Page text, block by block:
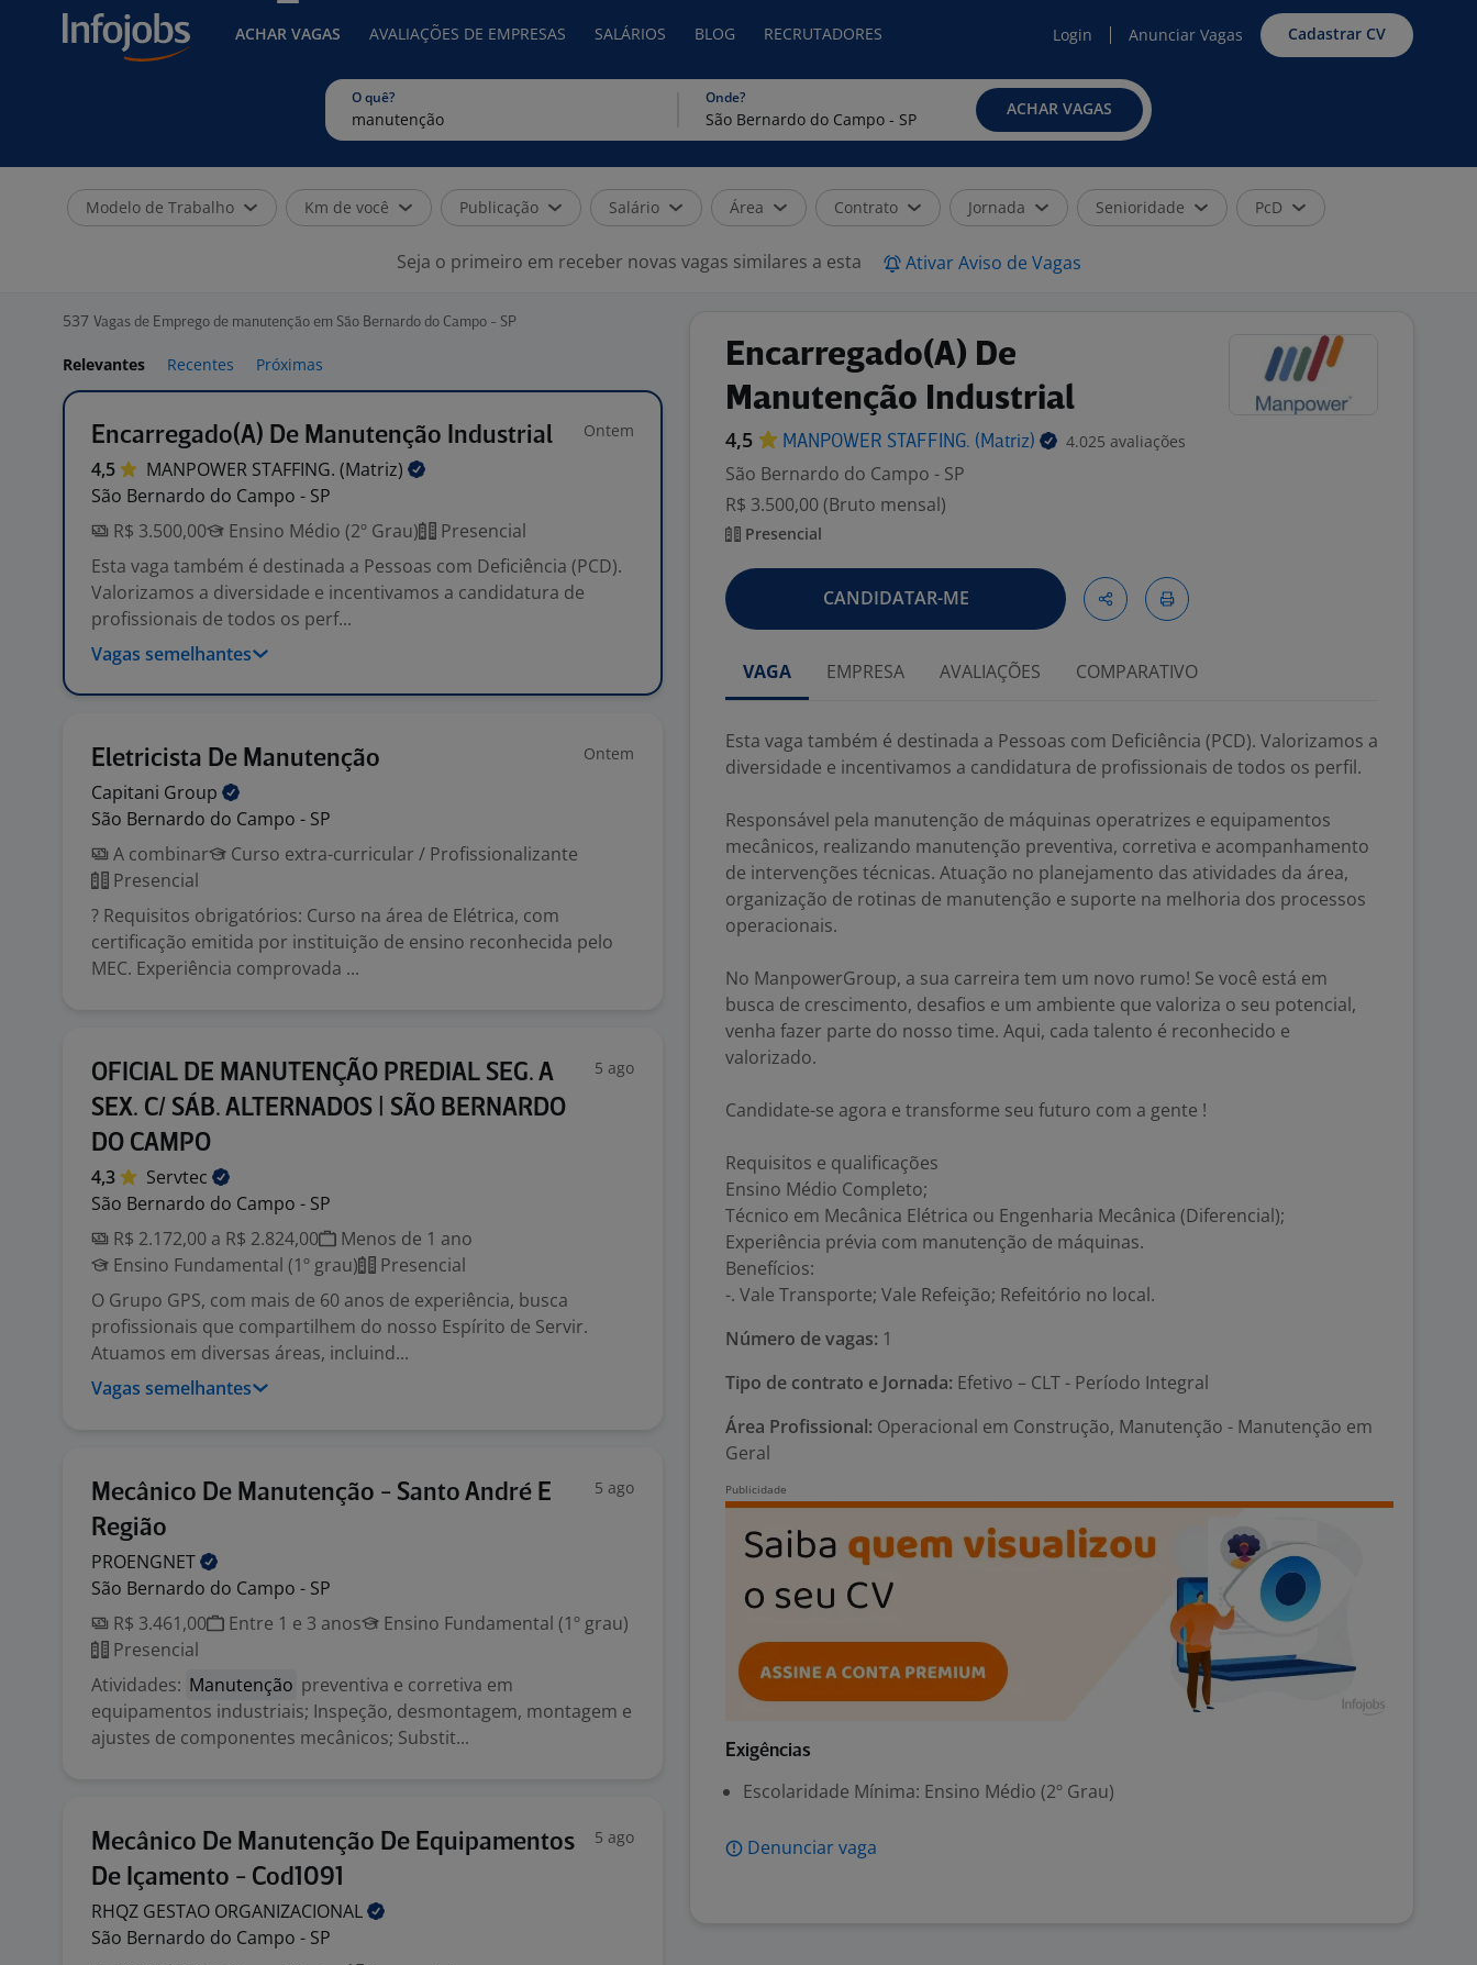
ACHAR VAGAS AVALIAÇÕES DE EMPRESAS SALÁRIOS BLOG RECRUTADORES Login Anunciar Vagas Cadastrar CV
O quê? Onde?
ACHAR VAGAS
Modelo de Trabalho Km de você Publicação Salário Área Contrato Jornada Senioridade PcD
Seja o primeiro em receber novas vagas similares a esta Ativar Aviso de Vagas
537 Vagas de Emprego de manutenção em São Bernardo do Campo - SP
Relevantes Recentes Próximas
Encarregado(A) De Manutenção Industrial Ontem
4,5 MANPOWER STAFFING. (Matriz)
São Bernardo do Campo - SP
R$ 3.500,00
Ensino Médio (2º Grau)
Presencial
Esta vaga também é destinada a Pessoas com Deficiência (PCD).
Valorizamos a diversidade e incentivamos a candidatura de
profissionais de todos os perf...
Vagas semelhantes
Eletricista De Manutenção Ontem
Capitani Group
São Bernardo do Campo - SP
A combinar
Curso extra-curricular / Profissionalizante
Presencial
? Requisitos obrigatórios: Curso na área de Elétrica, com
certificação emitida por instituição de ensino reconhecida pelo
MEC. Experiência comprovada ...
OFICIAL DE MANUTENÇÃO PREDIAL SEG. A
SEX. C/ SÁB. ALTERNADOS | SÃO BERNARDO
DO CAMPO
5 ago
4,3
Servtec
São Bernardo do Campo - SP
R$ 2.172,00 a R$ 2.824,00
Menos de 1 ano
Ensino Fundamental (1º grau)
Presencial
O Grupo GPS, com mais de 60 anos de experiência, busca
profissionais que compartilhem do nosso Espírito de Servir.
Atuamos em diversas áreas, incluind...
Vagas semelhantes
Mecânico De Manutenção - Santo André E
Região
5 ago
PROENGNET
São Bernardo do Campo - SP
R$ 3.461,00
Entre 1 e 3 anos
Ensino Fundamental (1º grau)
Presencial
Atividades: Manutenção preventiva e corretiva em
equipamentos industriais; Inspeção, desmontagem, montagem e
ajustes de componentes mecânicos; Substit...
Mecânico De Manutenção De Equipamentos
De Içamento - Cod1091
5 ago
RHQZ GESTAO ORGANIZACIONAL
São Bernardo do Campo - SP
Encarregado(A) De
Manutenção Industrial
4,5 MANPOWER STAFFING. (Matriz) 4.025 avaliações
São Bernardo do Campo - SP
R$ 3.500,00 (Bruto mensal)
Presencial
CANDIDATAR-ME
VAGA EMPRESA AVALIAÇÕES COMPARATIVO
Esta vaga também é destinada a Pessoas com Deficiência (PCD). Valorizamos a
diversidade e incentivamos a candidatura de profissionais de todos os perfil.
Responsável pela manutenção de máquinas operatrizes e equipamentos
mecânicos, realizando manutenção preventiva, corretiva e acompanhamento
de intervenções técnicas. Atuação no planejamento das atividades da área,
organização de rotinas de manutenção e suporte na melhoria dos processos
operacionais.
No ManpowerGroup, a sua carreira tem um novo rumo! Se você está em
busca de crescimento, desafios e um ambiente que valoriza o seu potencial,
venha fazer parte do nosso time. Aqui, cada talento é reconhecido e
valorizado.
Candidate-se agora e transforme seu futuro com a gente !
Requisitos e qualificações
Ensino Médio Completo;
Técnico em Mecânica Elétrica ou Engenharia Mecânica (Diferencial);
Experiência prévia com manutenção de máquinas.
Benefícios:
-. Vale Transporte; Vale Refeição; Refeitório no local.
Número de vagas: 1
Tipo de contrato e Jornada: Efetivo – CLT - Período Integral
Área Profissional: Operacional em Construção, Manutenção - Manutenção em
Geral
Exigências
Escolaridade Mínima: Ensino Médio (2º Grau)
Denunciar vaga